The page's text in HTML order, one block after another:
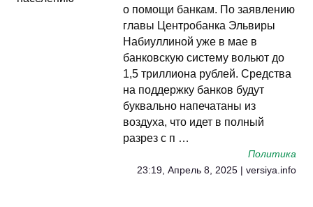
о помощи банкам. По заявлению
главы Центробанка Эльвиры
Набиуллиной уже в мае в
банковскую систему вольют до
1,5 триллиона рублей. Средства
на поддержку банков будут
буквально напечатаны из
воздуха, что идет в полный
разрез с п …
Политика
23:19, Апрель 8, 2025 | versiya.info